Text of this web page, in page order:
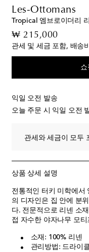
Les-Ottomans
Tropical 엠브로이더리
₩ 215,000original
관세 및 세금 포함, 배송
쇼
익일 오전 발송
오늘 주문 시 익일 오전
관세와 세금이 모두
상품 상세 설명
전통적인 터키 미학에서
의 디자인은 집 안에 분
다. 전문적으로 리넨 소
접 자수한 야자나무 모
소재: 100% 리넨
관리방법: 드라이